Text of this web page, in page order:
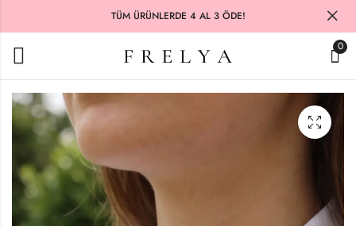
TÜM ÜRÜNLERDE 4 AL 3 ÖDE!
0